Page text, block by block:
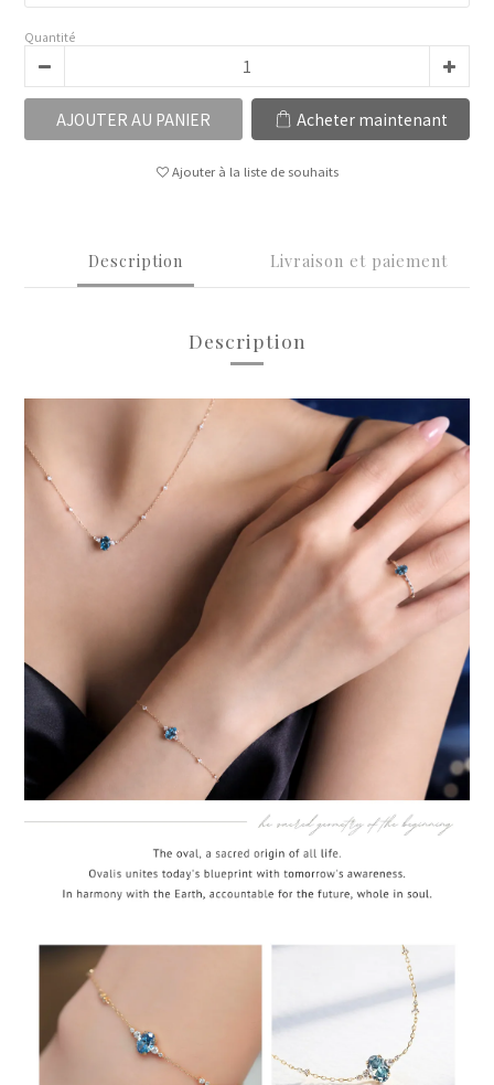
Quantité
AJOUTER AU PANIER Acheter maintenant
Ajouter à la liste de souhaits
Description Livraison et paiement
Description